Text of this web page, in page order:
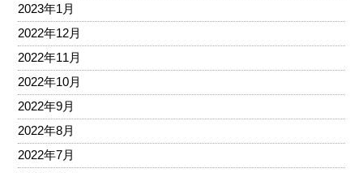
2023年1月
2022年12月
2022年11月
2022年10月
2022年9月
2022年8月
2022年7月